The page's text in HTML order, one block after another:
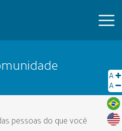
A
A
pessoas do que você